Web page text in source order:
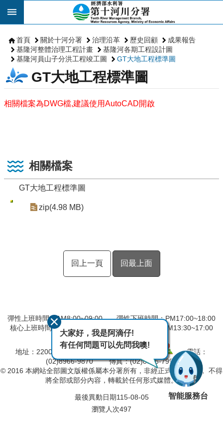
跳到主要內容區塊
首頁 關於十河分署 治理沿革 歷史回顧
成果報告
基隆河整體治理工程計畫
基隆河各期工程設計圖
基隆河員山子分洪工程竣工圖
GT大地工程標準圖
GT大地工程標準圖
相關檔案為DWG檔,建議使用AutoCAD開啟
相關檔案
GT大地工程標準圖
zip(4.98 MB)
回上一頁 回最上面
彈性上班時間：AM8:00~09:00 彈性下班時間：PM17:00~18:00
核心上班時間：星期一 ~ 星期五 AM08:30~12:30 PM13:30~17:00
中午時間服務台不休息
地址：220057 新北市板橋區四川路2段橋頭1號
電話：
(02)8966-9870 傳真：(02)8966-7996
© 2016 本網站全部圖文版權係屬本分署所有，非經正式書面同意， 不得
將全部或部分內容，轉載於任何形式媒體。
最後異動日期115-08-05
瀏覽人次497
大家好，我是阿滴仔!
有任何問題可以先問我噢!
智能服務台